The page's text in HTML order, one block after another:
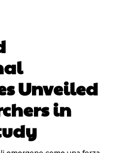
Unveiled
in